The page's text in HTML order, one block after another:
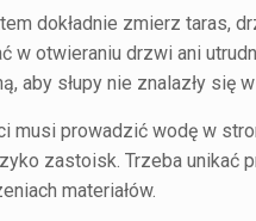
dokładnie zmierz taras,
w otwieraniu drzwi ani
aby słupy nie znalazły się
musi prowadzić wodę w
zastoisk. Trzeba unikać
materiałów.